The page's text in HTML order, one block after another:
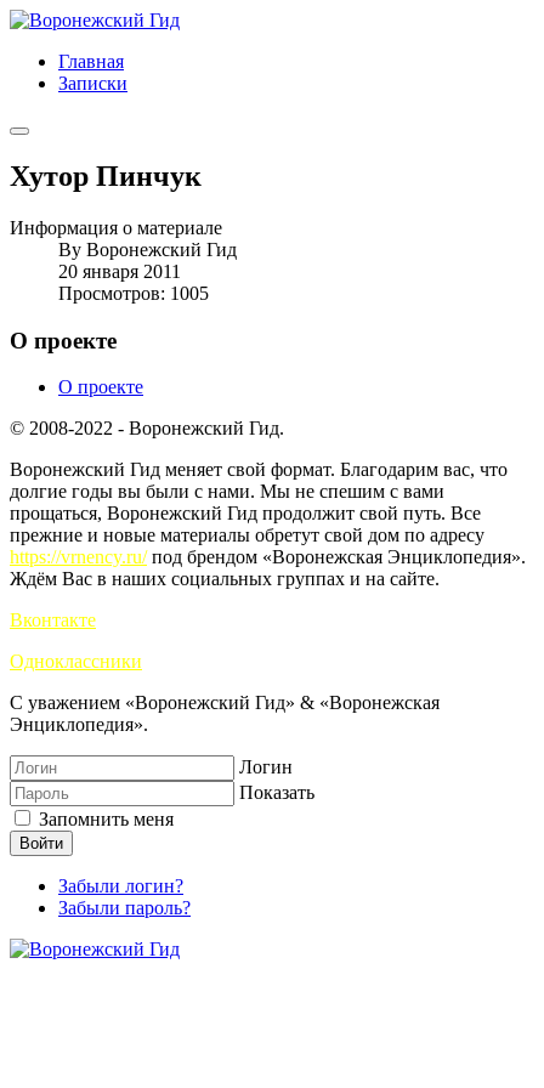
Главная
Записки
Хутор Пинчук
Информация о материале
By Воронежский Гид
20 января 2011
Просмотров: 1005
О проекте
О проекте
© 2008-2022 - Воронежский Гид.
Воронежский Гид меняет свой формат. Благодарим вас, что
долгие годы вы были с нами. Мы не спешим с вами
прощаться, Воронежский Гид продолжит свой путь. Все
прежние и новые материалы обретут свой дом по адресу
https://vrnency.ru/под брендом «Воронежская Энциклопедия».
Ждём Вас в наших социальных группах и на сайте.
Вконтакте
Одноклассники
С уважением «Воронежский Гид» & «Воронежская
Энциклопедия».
Логин
Показать
Запомнить меня
Войти
Забыли логин?
Забыли пароль?